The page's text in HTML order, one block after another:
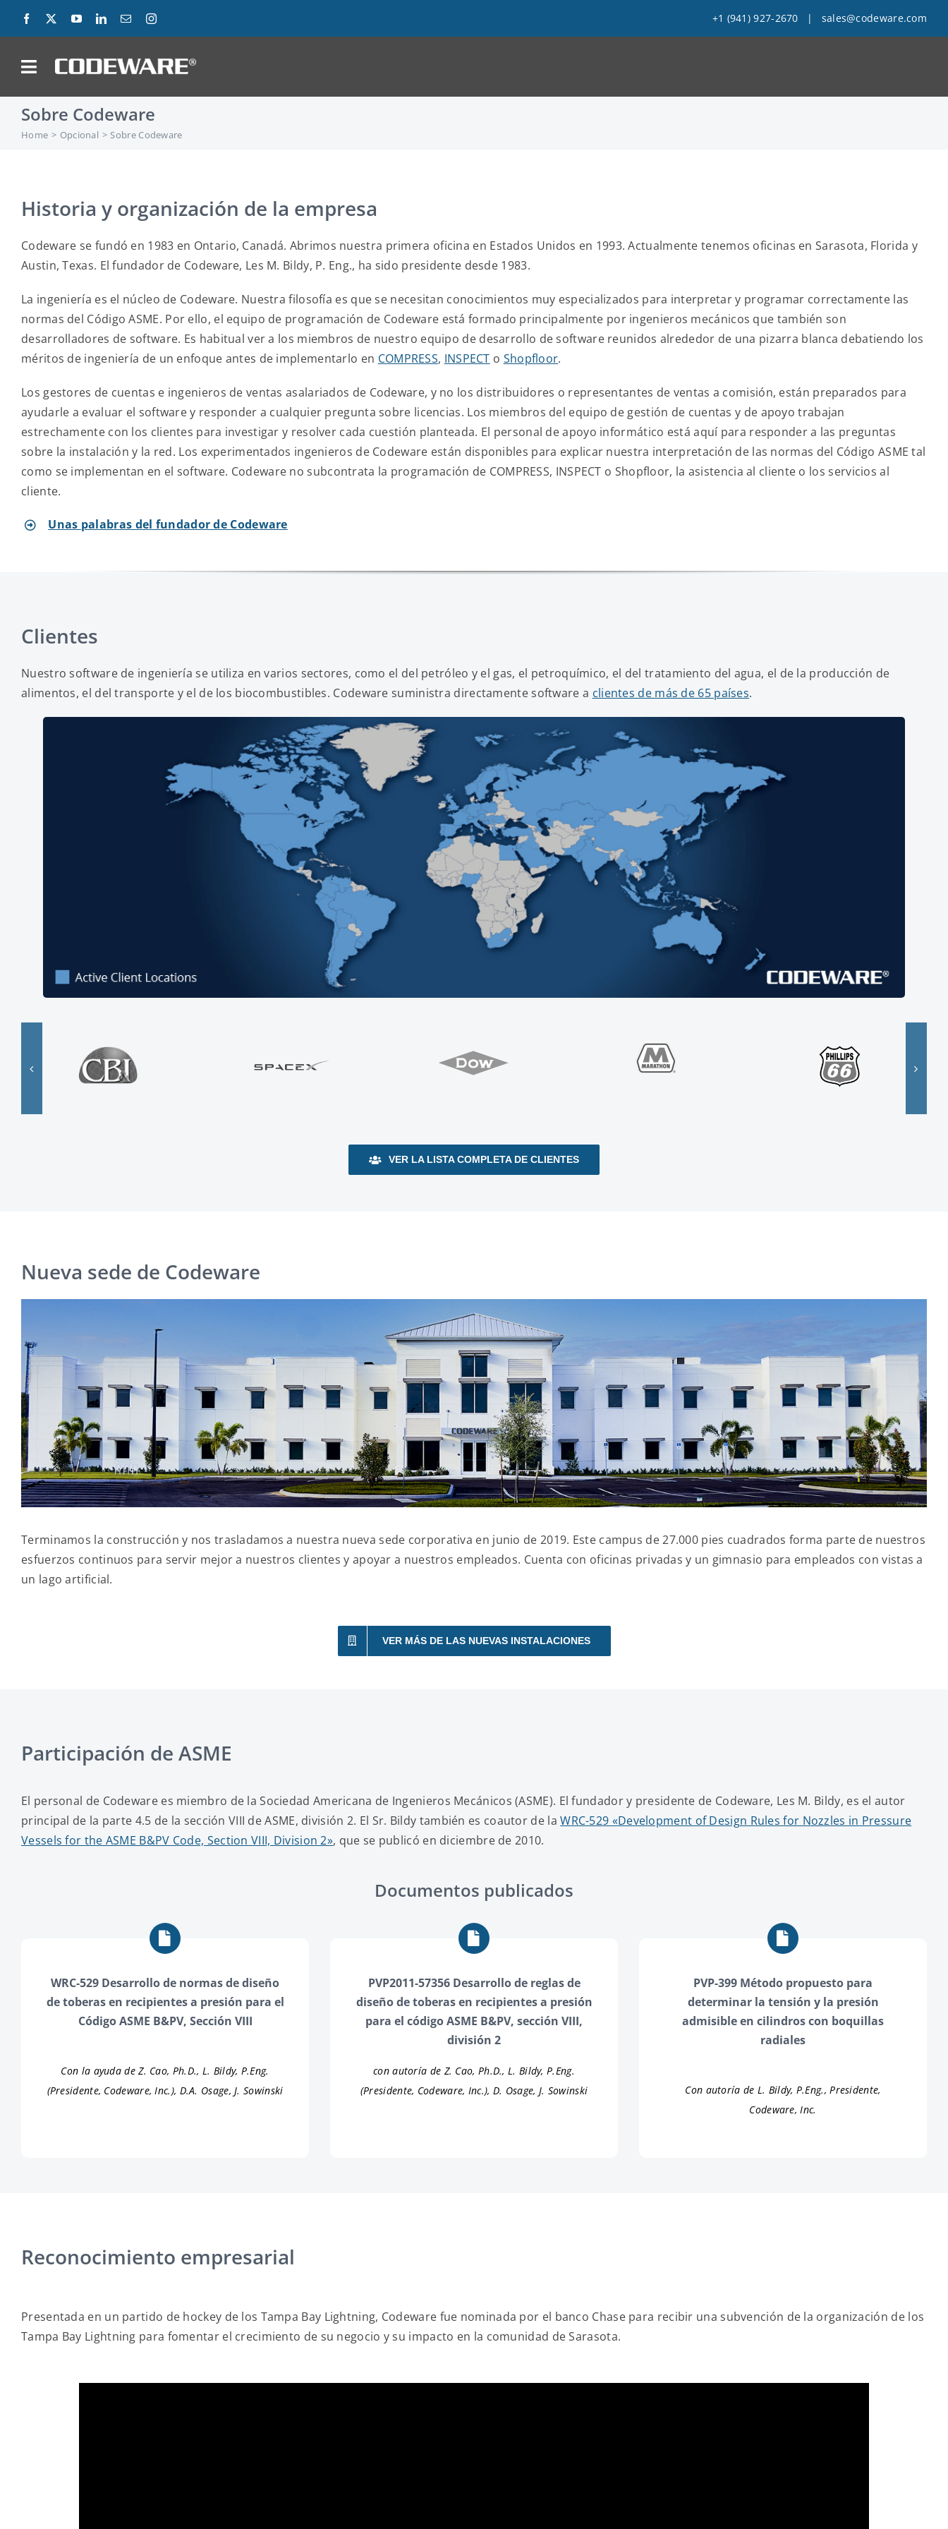
+1 (941) 927-2670 | sales@codeware.com
Products
Company
Contact Us
Sobre Codeware
Home Opcional Sobre Codeware
Historia y organización de la empresa
Codeware se fundó en 1983 en Ontario, Canadá. Abrimos nuestra primera oficina en Estados Unidos en 1993. Actualmente tenemos oficinas en Sarasota, Florida y
Austin, Texas. El fundador de Codeware, Les M. Bildy, P. Eng., ha sido presidente desde 1983.
La ingeniería es el núcleo de Codeware. Nuestra filosofía es que se necesitan conocimientos muy especializados para interpretar y programar correctamente las
normas del Código ASME. Por ello, el equipo de programación de Codeware está formado principalmente por ingenieros mecánicos que también son
desarrolladores de software. Es habitual ver a los miembros de nuestro equipo de desarrollo de software reunidos alrededor de una pizarra blanca debatiendo los
méritos de ingeniería de un enfoque antes de implementarlo en COMPRESS, INSPECT o Shopfloor.
Los gestores de cuentas e ingenieros de ventas asalariados de Codeware, y no los distribuidores o representantes de ventas a comisión, están preparados para
ayudarle a evaluar el software y responder a cualquier pregunta sobre licencias. Los miembros del equipo de gestión de cuentas y de apoyo trabajan
estrechamente con los clientes para investigar y resolver cada cuestión planteada. El personal de apoyo informático está aquí para responder a las preguntas
sobre la instalación y la red. Los experimentados ingenieros de Codeware están disponibles para explicar nuestra interpretación de las normas del Código ASME tal
como se implementan en el software. Codeware no subcontrata la programación de COMPRESS, INSPECT o Shopfloor, la asistencia al cliente o los servicios al
cliente.
Unas palabras del fundador de Codeware
Clientes
Nuestro software de ingeniería se utiliza en varios sectores, como el del petróleo y el gas, el petroquímico, el del tratamiento del agua, el de la producción de
alimentos, el del transporte y el de los biocombustibles. Codeware suministra directamente software a clientes de más de 65 países.
VER LA LISTA COMPLETA DE CLIENTES
Nueva sede de Codeware
Terminamos la construcción y nos trasladamos a nuestra nueva sede corporativa en junio de 2019. Este campus de 27.000 pies cuadrados forma parte de nuestros
esfuerzos continuos para servir mejor a nuestros clientes y apoyar a nuestros empleados. Cuenta con oficinas privadas y un gimnasio para empleados con vistas a
un lago artificial.
VER MÁS DE LAS NUEVAS INSTALACIONES
Participación de ASME
El personal de Codeware es miembro de la Sociedad Americana de Ingenieros Mecánicos (ASME). El fundador y presidente de Codeware, Les M. Bildy, es el autor
principal de la parte 4.5 de la sección VIII de ASME, división 2. El Sr. Bildy también es coautor de laWRC-529 «Development of Design Rules for Nozzles in Pressure
Vessels for the ASME B&PV Code, Section VIII, Division 2», que se publicó en diciembre de 2010.
Documentos publicados
WRC-529 Desarrollo de normas de diseño
de toberas en recipientes a presión para el
Código ASME B&PV, Sección VIII
Con la ayuda de Z. Cao, Ph.D., L. Bildy, P.Eng.
(Presidente, Codeware, Inc.), D.A. Osage, J. Sowinski
PVP2011-57356 Desarrollo de reglas de
diseño de toberas en recipientes a presión
para el código ASME B&PV, sección VIII,
división 2
con autoría de Z. Cao, Ph.D., L. Bildy, P.Eng.
(Presidente, Codeware, Inc.), D. Osage, J. Sowinski
PVP-399 Método propuesto para
determinar la tensión y la presión
admisible en cilindros con boquillas
radiales
Con autoría de L. Bildy, P.Eng., Presidente,
Codeware, Inc.
Reconocimiento empresarial
Presentada en un partido de hockey de los Tampa Bay Lightning, Codeware fue nominada por el banco Chase para recibir una subvención de la organización de los
Tampa Bay Lightning para fomentar el crecimiento de su negocio y su impacto en la comunidad de Sarasota.